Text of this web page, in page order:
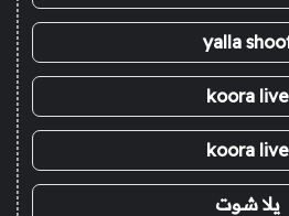
yalla
koora live
koora live
يلا شوت